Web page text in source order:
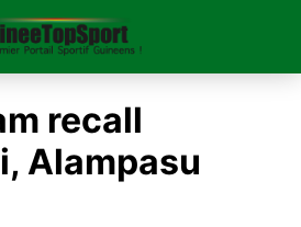
recall
Alampasu